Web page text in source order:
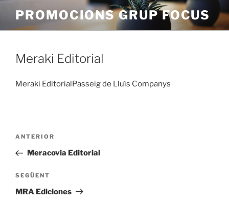
contingut
PROMOCIONS GRUP FOCUS
Meraki Editorial
Meraki EditorialPasseig de Lluís Companys
Navegació
Entrada
anterior
ANTERIOR
Meracovia Editorial
Entrada
següent
SEGÜENT
MRA Ediciones